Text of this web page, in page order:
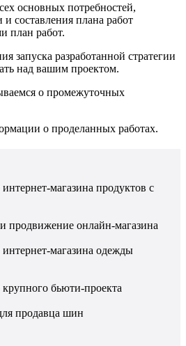
основных потребностей,
составления плана работ
план работ.
запуска разработанной стратегии
над вашим проектом.
о промежуточных
о проделанных работах.
магазина продуктов с
продвижение онлайн-магазина
магазина одежды
бьюти-проекта
продавца шин